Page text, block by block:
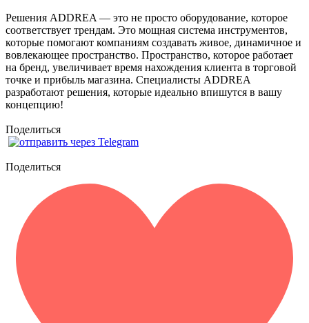
Решения ADDREA — это не просто оборудование, которое
соответствует трендам. Это мощная система инструментов,
которые помогают компаниям создавать живое, динамичное и
вовлекающее пространство. Пространство, которое работает
на бренд, увеличивает время нахождения клиента в торговой
точке и прибыль магазина. Специалисты ADDREA
разработают решения, которые идеально впишутся в вашу
концепцию!
Поделиться
Поделиться